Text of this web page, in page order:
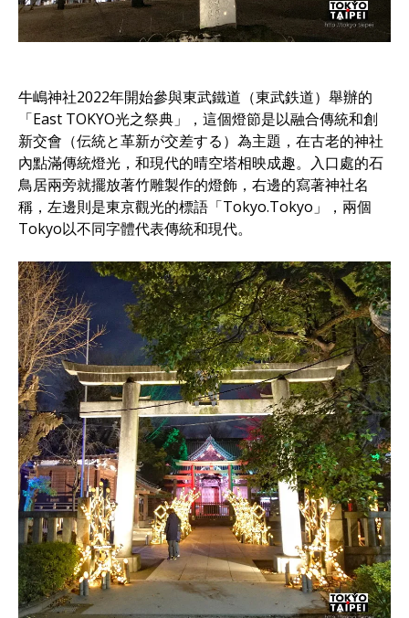
牛嶋神社2022年開始參與東武鐵道（東武鉄道）舉辦的
「East TOKYO光之祭典」，這個燈節是以融合傳統和創
新交會（伝統と革新が交差する）為主題，在古老的神社
內點滿傳統燈光，和現代的晴空塔相映成趣。入口處的石
鳥居兩旁就擺放著竹雕製作的燈飾，右邊的寫著神社名
稱，左邊則是東京觀光的標語「Tokyo.Tokyo」，兩個
Tokyo以不同字體代表傳統和現代。